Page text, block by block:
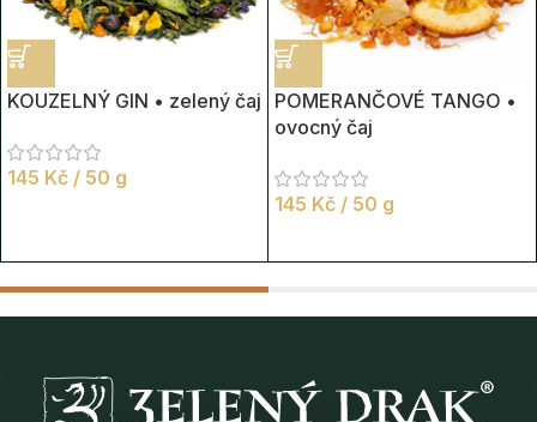
KOUZELNÝ GIN • zelený čaj
145 Kč / 50 g
POMERANČOVÉ TANGO •
ovocný čaj
145 Kč / 50 g